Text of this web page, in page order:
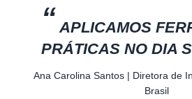
“ APLICAMOS
PRÁTICAS NO DIA
Ana Carolina Santos | Diretora de
Brasil